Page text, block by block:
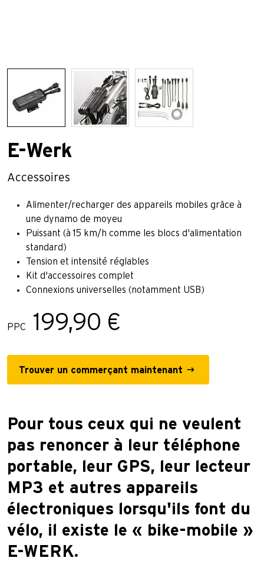
E-Werk
Accessoires
Alimenter/recharger des appareils mobiles grâce à
une dynamo de moyeu
Puissant (à 15 km/h comme les blocs d'alimentation
standard)
Tension et intensité réglables
Kit d'accessoires complet
Connexions universelles (notamment USB)
PPC 199,90 €
Trouver un commerçant maintenant
Pour tous ceux qui ne veulent
pas renoncer à leur téléphone
portable, leur GPS, leur lecteur
MP3 et autres appareils
électroniques lorsqu'ils font du
vélo, il existe le « bike-mobile »
E-WERK.